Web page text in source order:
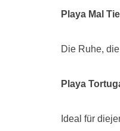
Playa Mal
Die Ruhe,
Playa
Ideal für